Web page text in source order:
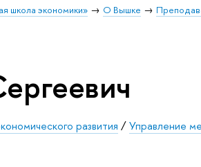
школа экономики» О Вышке
развития /Управление